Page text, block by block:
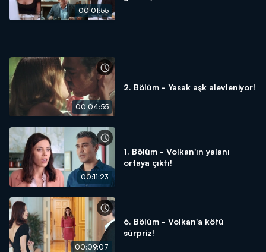
00:01:55
00:04:55
2. Bölüm - Yasak aşk alevleniyor!
00:11:23
1. Bölüm - Volkan'ın yalanı
ortaya çıktı!
00:09:07
6. Bölüm - Volkan'a kötü
sürpriz!